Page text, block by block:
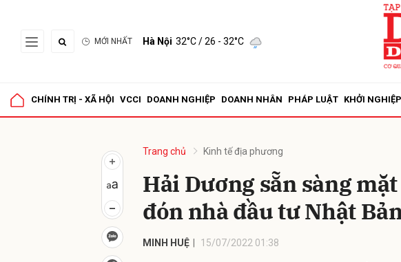
MỚI NHẤT Hà Nội 32°C/ 26 - 32°C
CHÍNH TRỊ - XÃ HỘI VCCI DOANH NGHIỆP DOANH NHÂN PHÁP LUẬT KHỞI NGHIỆP
Trang chủ Kinh tế địa phương
Hải Dương sẵn sàng
đón nhà đầu tư Nhật
MINH HUỆ 15/07/2022 01:38